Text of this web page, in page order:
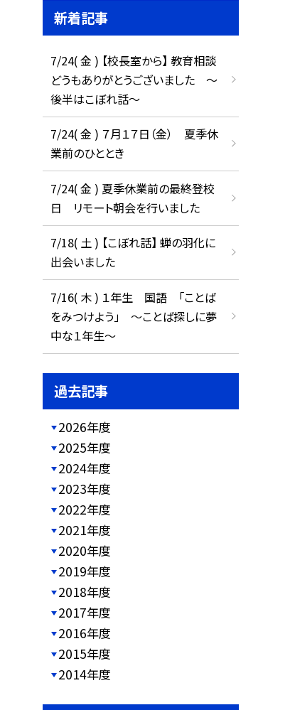
新着記事
7/24( 金 ) 【校長室から】 教育相談
どうもありがとうございました ～
後半はこぼれ話～
7/24( 金 ) ７月１７日（金） 夏季休
業前のひととき
7/24( 金 ) 夏季休業前の最終登校
日 リモート朝会を行いました
7/18( 土 ) 【こぼれ話】 蝉の羽化に
出会いました
7/16( 木 ) １年生 国語 「ことば
をみつけよう」 ～ことば探しに夢
中な１年生～
過去記事
2026年度
2025年度
2024年度
2023年度
2022年度
2021年度
2020年度
2019年度
2018年度
2017年度
2016年度
2015年度
2014年度